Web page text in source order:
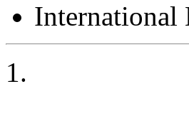
International